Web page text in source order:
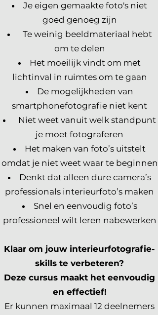
Je eigen gemaakte foto's niet
goed genoeg zijn
Te weinig beeldmateriaal hebt
om te delen
Het moeilijk vindt om met
lichtinval in ruimtes om te gaan
De mogelijkheden van
smartphonefotografie niet kent
Niet weet vanuit welk standpunt
je moet fotograferen
Het maken van foto’s uitstelt
omdat je niet weet waar te beginnen
Denkt dat alleen dure camera’s
professionals interieurfoto’s maken
Snel en eenvoudig foto’s
professioneel wilt leren nabewerken
Klaar om jouw interieurfotografie-
skills te verbeteren?
Deze cursus maakt het eenvoudig
en effectief!
Er kunnen maximaal 12 deelnemers